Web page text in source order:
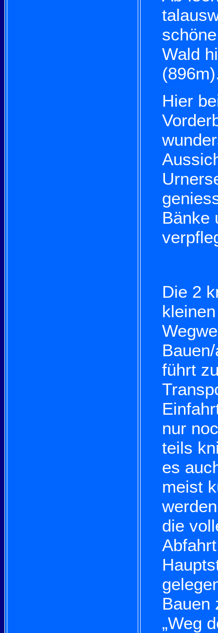
Wald
Hier
Bänke
Die 2
führt
nur
teils
es
meist
die
Bauen
„Weg